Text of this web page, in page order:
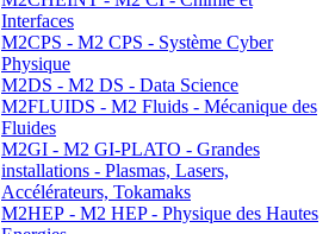
Interfaces
M2CPS - M2 CPS - Système Cyber
Physique
M2DS - M2 DS - Data Science
M2FLUIDS - M2 Fluids - Mécanique des
Fluides
M2GI - M2 GI-PLATO - Grandes
installations - Plasmas, Lasers,
Accélérateurs, Tokamaks
M2HEP - M2 HEP - Physique des Hautes